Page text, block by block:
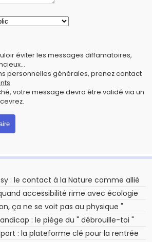
éviter les messages diffamatoires,
personnelles générales, prenez contact
votre message devra être validé via un
: le contact à la Nature comme allié
accessibilité rime avec écologie
ça ne se voit pas au physique "
: le piège du " débrouille-toi "
: la plateforme clé pour la rentrée